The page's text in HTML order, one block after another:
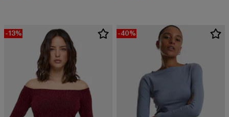
-13% -40%